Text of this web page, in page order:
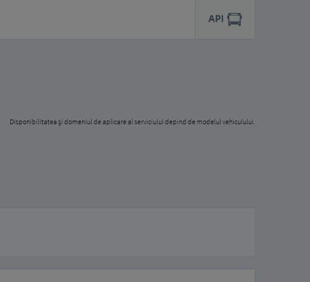
Disponibilitatea și domeniul de aplicare al serviciului depind de modelul vehiculului.